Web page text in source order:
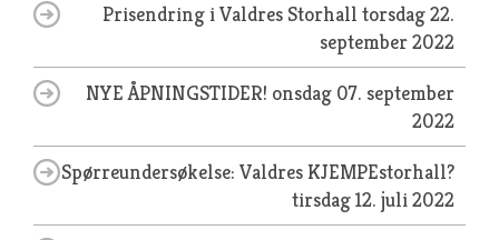
Prisendring i Valdres Storhall torsdag 22.
september 2022
NYE ÅPNINGSTIDER! onsdag 07. september
2022
Spørreundersøkelse: Valdres KJEMPEstorhall?
tirsdag 12. juli 2022